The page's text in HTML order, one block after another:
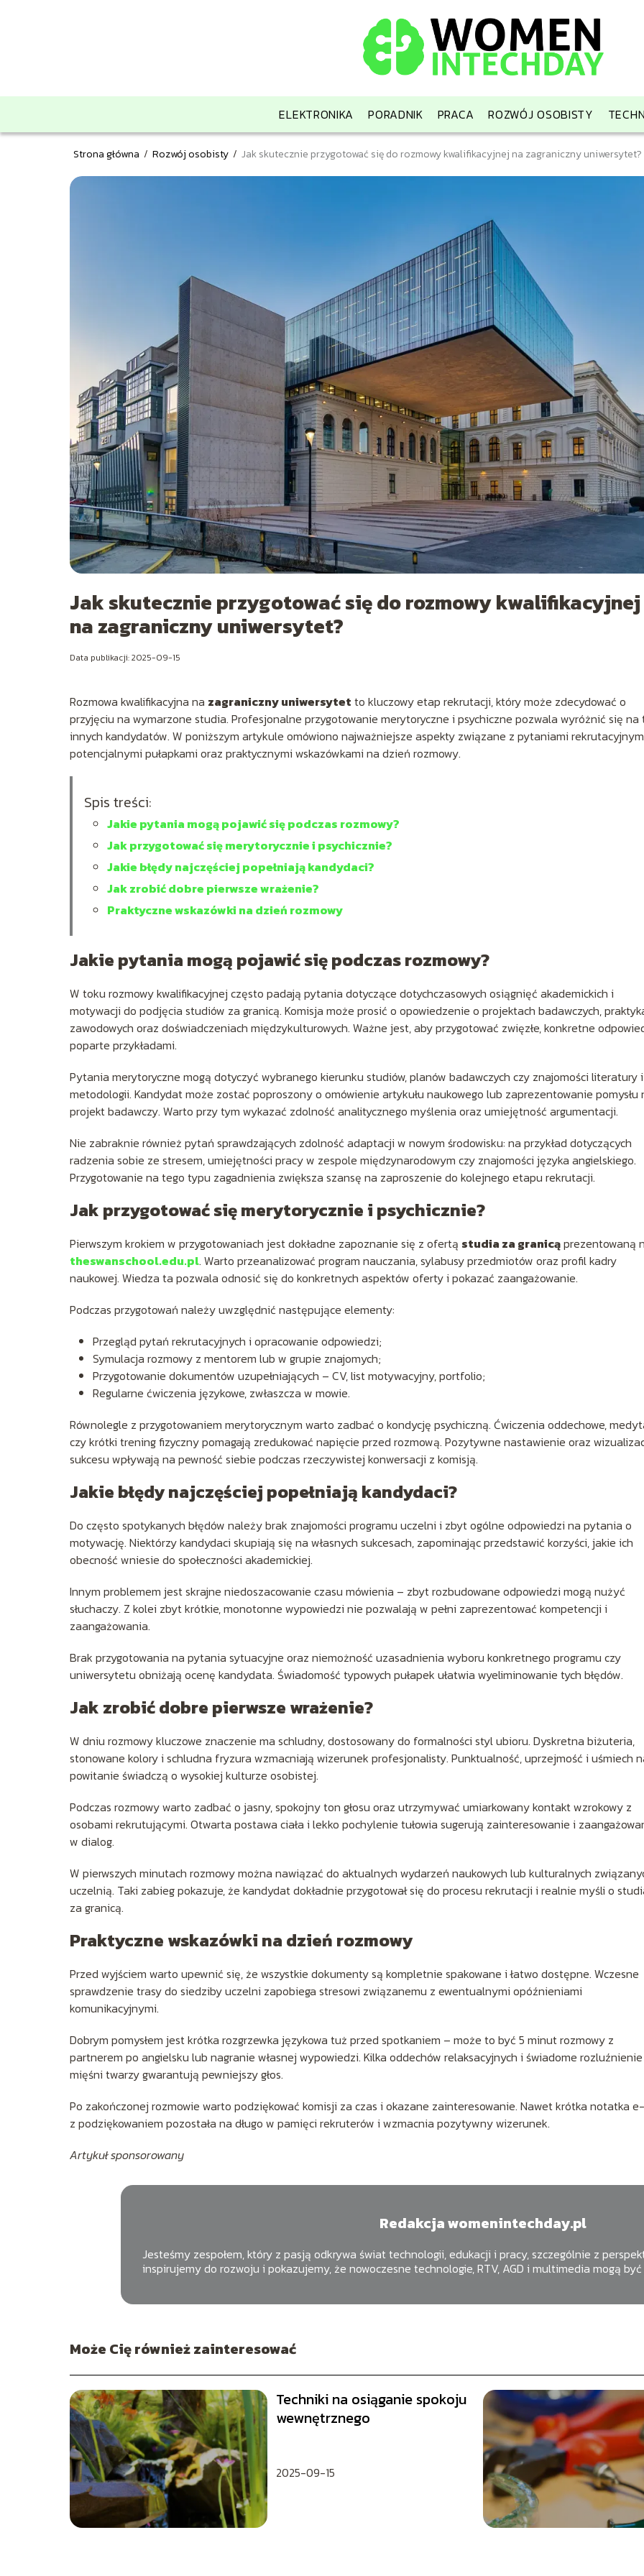
ELEKTRONIKA PORADNIK PRACA ROZWÓJ OSOBISTY
Strona główna / Rozwój osobisty / Jak skutecznie przygotować się do rozmowy kwalifikacyjnej na zagraniczny uniwersytet?
Jak skutecznie przygotować się do rozmowy kwalifikacyjnej
na zagraniczny uniwersytet?
Data publikacji: 2025-09-15
Rozmowa kwalifikacyjna na zagraniczny uniwersytet to kluczowy etap rekrutacji, który może zdecydować o
przyjęciu na wymarzone studia. Profesjonalne przygotowanie merytoryczne i psychiczne pozwala wyróżnić się na
innych kandydatów. W poniższym artykule omówiono najważniejsze aspekty związane z pytaniami
potencjalnymi pułapkami oraz praktycznymi wskazówkami na dzień rozmowy.
Spis treści:
Jakie pytania mogą pojawić się podczas rozmowy?
Jak przygotować się merytorycznie i psychicznie?
Jakie błędy najczęściej popełniają kandydaci?
Jak zrobić dobre pierwsze wrażenie?
Praktyczne wskazówki na dzień rozmowy
Jakie pytania mogą pojawić się podczas rozmowy?
W toku rozmowy kwalifikacyjnej często padają pytania dotyczące dotychczasowych osiągnięć akademickich i
motywacji do podjęcia studiów za granicą. Komisja może prosić o opowiedzenie o projektach badawczych,
zawodowych oraz doświadczeniach międzykulturowych. Ważne jest, aby przygotować zwięzłe, konkretne
poparte przykładami.
Pytania merytoryczne mogą dotyczyć wybranego kierunku studiów, planów badawczych czy znajomości literatury i
metodologii. Kandydat może zostać poproszony o omówienie artykułu naukowego lub zaprezentowanie pomysłu
projekt badawczy. Warto przy tym wykazać zdolność analitycznego myślenia oraz umiejętność argumentacji.
Nie zabraknie również pytań sprawdzających zdolność adaptacji w nowym środowisku: na przykład dotyczących
radzenia sobie ze stresem, umiejętności pracy w zespole międzynarodowym czy znajomości języka angielskiego.
Przygotowanie na tego typu zagadnienia zwiększa szansę na zaproszenie do kolejnego etapu rekrutacji.
Jak przygotować się merytorycznie i psychicznie?
Pierwszym krokiem w przygotowaniach jest dokładne zapoznanie się z ofertą studia za granicąprezentowaną
theswanschool.edu.pl. Warto przeanalizować program nauczania, sylabusy przedmiotów oraz profil kadry
naukowej. Wiedza ta pozwala odnosić się do konkretnych aspektów oferty i pokazać zaangażowanie.
Podczas przygotowań należy uwzględnić następujące elementy:
Przegląd pytań rekrutacyjnych i opracowanie odpowiedzi;
Symulacja rozmowy z mentorem lub w grupie znajomych;
Przygotowanie dokumentów uzupełniających – CV, list motywacyjny, portfolio;
Regularne ćwiczenia językowe, zwłaszcza w mowie.
Równolegle z przygotowaniem merytorycznym warto zadbać o kondycję psychiczną. Ćwiczenia oddechowe,
czy krótki trening fizyczny pomagają zredukować napięcie przed rozmową. Pozytywne nastawienie oraz
sukcesu wpływają na pewność siebie podczas rzeczywistej konwersacji z komisją.
Jakie błędy najczęściej popełniają kandydaci?
Do często spotykanych błędów należy brak znajomości programu uczelni i zbyt ogólne odpowiedzi na pytania o
motywację. Niektórzy kandydaci skupiają się na własnych sukcesach, zapominając przedstawić korzyści, jakie ich
obecność wniesie do społeczności akademickiej.
Innym problemem jest skrajne niedoszacowanie czasu mówienia – zbyt rozbudowane odpowiedzi mogą nużyć
słuchaczy. Z kolei zbyt krótkie, monotonne wypowiedzi nie pozwalają w pełni zaprezentować kompetencji i
zaangażowania.
Brak przygotowania na pytania sytuacyjne oraz niemożność uzasadnienia wyboru konkretnego programu czy
uniwersytetu obniżają ocenę kandydata. Świadomość typowych pułapek ułatwia wyeliminowanie tych błędów.
Jak zrobić dobre pierwsze wrażenie?
W dniu rozmowy kluczowe znaczenie ma schludny, dostosowany do formalności styl ubioru. Dyskretna biżuteria,
stonowane kolory i schludna fryzura wzmacniają wizerunek profesjonalisty. Punktualność, uprzejmość i uśmiech
powitanie świadczą o wysokiej kulturze osobistej.
Podczas rozmowy warto zadbać o jasny, spokojny ton głosu oraz utrzymywać umiarkowany kontakt wzrokowy z
osobami rekrutującymi. Otwarta postawa ciała i lekko pochylenie tułowia sugerują zainteresowanie i
w dialog.
W pierwszych minutach rozmowy można nawiązać do aktualnych wydarzeń naukowych lub kulturalnych
uczelnią. Taki zabieg pokazuje, że kandydat dokładnie przygotował się do procesu rekrutacji i realnie myśli o
za granicą.
Praktyczne wskazówki na dzień rozmowy
Przed wyjściem warto upewnić się, że wszystkie dokumenty są kompletnie spakowane i łatwo dostępne. Wczesne
sprawdzenie trasy do siedziby uczelni zapobiega stresowi związanemu z ewentualnymi opóźnieniami
komunikacyjnymi.
Dobrym pomysłem jest krótka rozgrzewka językowa tuż przed spotkaniem – może to być 5 minut rozmowy z
partnerem po angielsku lub nagranie własnej wypowiedzi. Kilka oddechów relaksacyjnych i świadome rozluźnienie
mięśni twarzy gwarantują pewniejszy głos.
Po zakończonej rozmowie warto podziękować komisji za czas i okazane zainteresowanie. Nawet krótka notatka
z podziękowaniem pozostała na długo w pamięci rekruterów i wzmacnia pozytywny wizerunek.
Artykuł sponsorowany
Redakcja womenintechday.pl
Jesteśmy zespołem, który z pasją odkrywa świat technologii, edukacji i pracy, szczególnie z
inspirujemy do rozwoju i pokazujemy, że nowoczesne technologie, RTV, AGD i multimedia mogą
Może Cię również zainteresować
Techniki na osiąganie spokoju
wewnętrznego
2025-09-15